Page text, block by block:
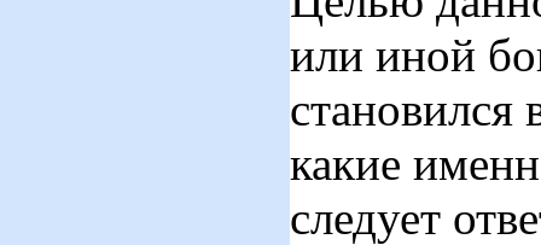
или иной
становился
какие
следует